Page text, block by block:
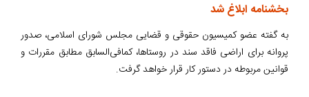
بخشنامه ابلاغ شد
به گفته عضو کمیسیون حقوقی و قضایی مجلس شورای اسلامی، صدور
پروانه برای اراضی فاقد سند در روستاها، کمافی‌السابق مطابق مقررات و
قوانین مربوطه در دستور کار قرار خواهد گرفت.